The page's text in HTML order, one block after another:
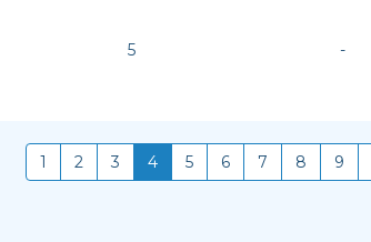
5 -
1 2 3 4 5 6 7 8 9